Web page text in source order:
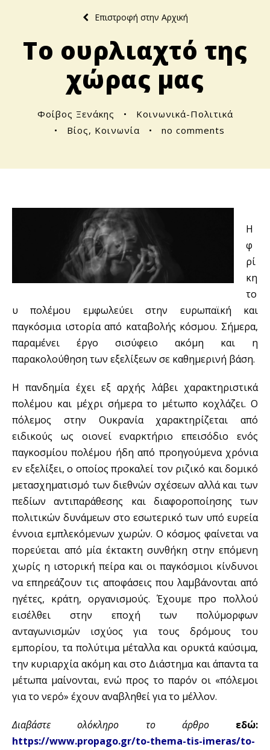
Επιστροφή στην Αρχική
Το ουρλιαχτό της
χώρας μας
Φοίβος Ξενάκης •
Κοινωνικά-Πολιτικά
•
Βίος, Κοινωνία • no comments
Η
φ
ρί
κη
το
υ πολέμου εμφωλεύει στην ευρωπαϊκή και
παγκόσμια ιστορία από καταβολής κόσμου. Σήμερα,
παραμένει έργο σισύφειο ακόμη και η
παρακολούθηση των εξελίξεων σε καθημερινή βάση.
Η πανδημία έχει εξ αρχής λάβει χαρακτηριστικά
πολέμου και μέχρι σήμερα το μέτωπο κοχλάζει. Ο
πόλεμος στην Ουκρανία χαρακτηρίζεται από
ειδικούς ως οιονεί εναρκτήριο επεισόδιο ενός
παγκοσμίου πολέμου ήδη από προηγούμενα χρόνια
εν εξελίξει, ο οποίος προκαλεί τον ριζικό και δομικό
μετασχηματισμό των διεθνών σχέσεων αλλά και των
πεδίων αντιπαράθεσης και διαφοροποίησης των
πολιτικών δυνάμεων στο εσωτερικό των υπό ευρεία
έννοια εμπλεκόμενων χωρών. Ο κόσμος φαίνεται να
πορεύεται από μία έκτακτη συνθήκη στην επόμενη
χωρίς η ιστορική πείρα και οι παγκόσμιοι κίνδυνοι
να επηρεάζουν τις αποφάσεις που λαμβάνονται από
ηγέτες, κράτη, οργανισμούς. Έχουμε προ πολλού
εισέλθει στην εποχή των πολύμορφων
ανταγωνισμών ισχύος για τους δρόμους του
εμπορίου, τα πολύτιμα μέταλλα και ορυκτά καύσιμα,
την κυριαρχία ακόμη και στο Διάστημα και άπαντα τα
μέτωπα μαίνονται, ενώ προς το παρόν οι «πόλεμοι
για το νερό» έχουν αναβληθεί για το μέλλον.
Διαβάστε ολόκληρο το άρθρο
εδώ:
https://www.propago.gr/to-thema-tis-imeras/to-